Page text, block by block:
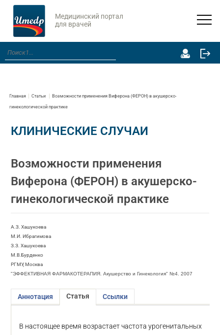
Медицинский портал
для врачей
Главная Статьи Возможности применения Виферона (ФЕРОН) в акушерско-
гинекологической практике
КЛИНИЧЕСКИЕ СЛУЧАИ
Возможности применения
Виферона (ФЕРОН) в акушерско-
гинекологической практике
А.З. Хашукоева
М.И. Ибрагимова
З.З. Хашукоева
М.В.Бурденко
РГМУ, Москва
"ЭФФЕКТИВНАЯ ФАРМАКОТЕРАПИЯ. Акушерство и Гинекология" №4. 2007
Аннотация Статья Ссылки
В настоящее время возрастает частота урогенитальных